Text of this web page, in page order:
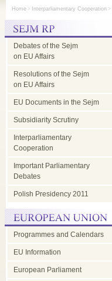
Home > Interparliamentary Cooperation >
Debates of the Sejm
on EU Affairs
Resolutions of the Sejm
on EU Affairs
EU Documents in the Sejm
Subsidiarity Scrutiny
Interparliamentary
Cooperation
Important Parliamentary
Debates
Polish Presidency 2011
Programmes and Calendars
EU Information
European Parliament